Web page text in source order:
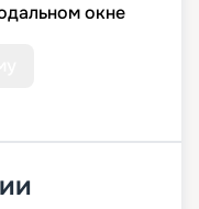
окне